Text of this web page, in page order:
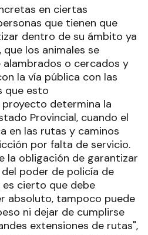
en ciertas
que tienen que
dentro de su ámbito ya
los animales se
o cercados y
la vía pública con las
que esto
proyecto determina la
Provincial, cuando el
en las rutas y caminos
por falta de servicio.
la obligación de garantizar
poder de policía de
es cierto que debe
absoluto, tampoco puede
ni dejar de cumplirse
extensiones de rutas",